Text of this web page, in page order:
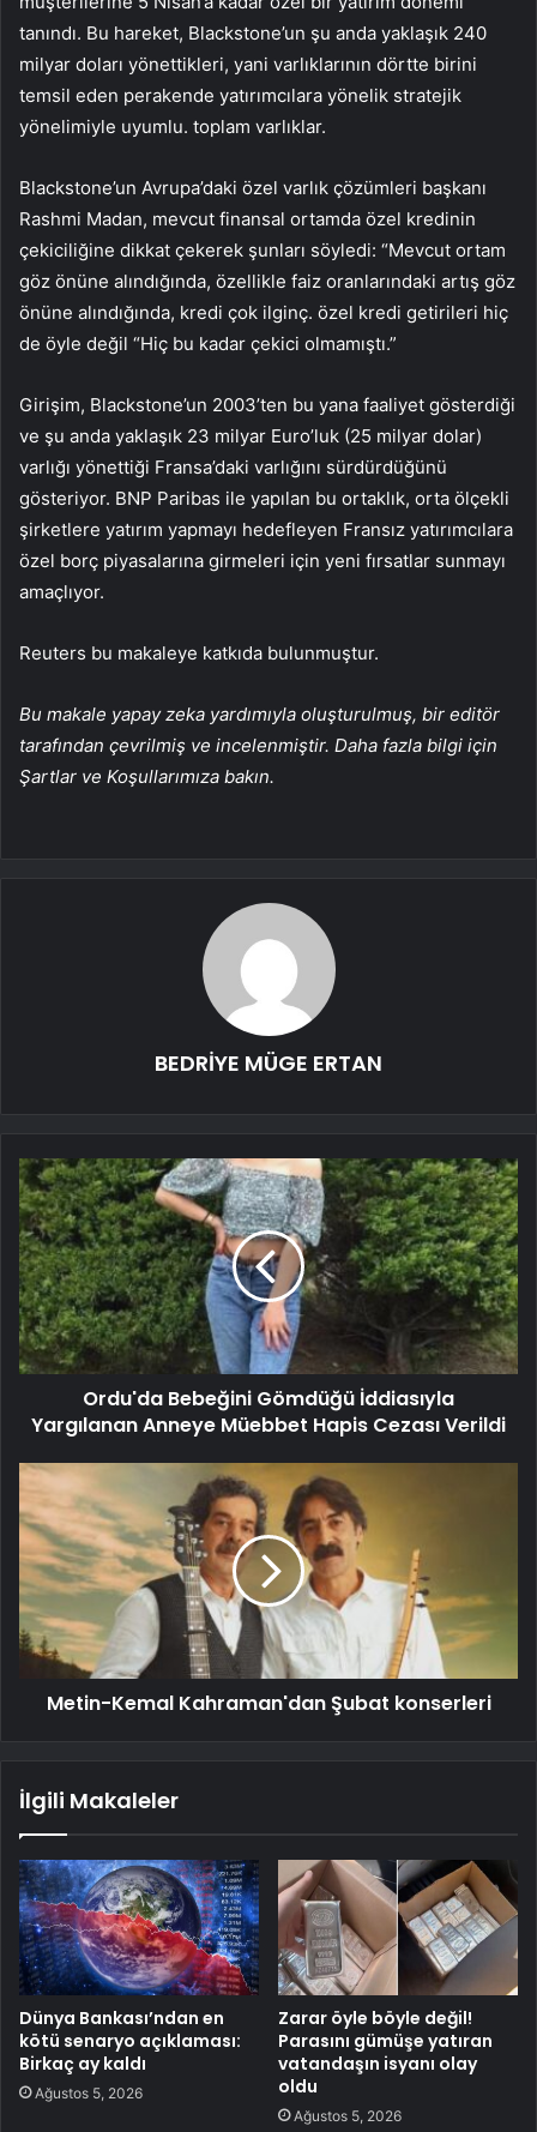
tanındı. Bu hareket, Blackstone’un şu anda yaklaşık 240
milyar doları yönettikleri, yani varlıklarının dörtte birini
temsil eden perakende yatırımcılara yönelik stratejik
yönelimiyle uyumlu. toplam varlıklar.
Blackstone’un Avrupa’daki özel varlık çözümleri başkanı
Rashmi Madan, mevcut finansal ortamda özel kredinin
çekiciliğine dikkat çekerek şunları söyledi: “Mevcut ortam
göz önüne alındığında, özellikle faiz oranlarındaki artış göz
önüne alındığında, kredi çok ilginç. özel kredi getirileri hiç
de öyle değil “Hiç bu kadar çekici olmamıştı.”
Girişim, Blackstone’un 2003’ten bu yana faaliyet gösterdiği
ve şu anda yaklaşık 23 milyar Euro’luk (25 milyar dolar)
varlığı yönettiği Fransa’daki varlığını sürdürdüğünü
gösteriyor. BNP Paribas ile yapılan bu ortaklık, orta ölçekli
şirketlere yatırım yapmayı hedefleyen Fransız yatırımcılara
özel borç piyasalarına girmeleri için yeni fırsatlar sunmayı
amaçlıyor.
Reuters bu makaleye katkıda bulunmuştur.
Bu makale yapay zeka yardımıyla oluşturulmuş, bir editör
tarafından çevrilmiş ve incelenmiştir. Daha fazla bilgi için
Şartlar ve Koşullarımıza bakın.
BEDRİYE MÜGE ERTAN
Ordu'da Bebeğini Gömdüğü İddiasıyla
Yargılanan Anneye Müebbet Hapis Cezası Verildi
Metin-Kemal Kahraman'dan Şubat konserleri
İlgili Makaleler
Dünya Bankası’ndan en
kötü senaryo açıklaması:
Birkaç ay kaldı
Ağustos 5, 2026
Zarar öyle böyle değil!
Parasını gümüşe yatıran
vatandaşın isyanı olay
oldu
Ağustos 5, 2026